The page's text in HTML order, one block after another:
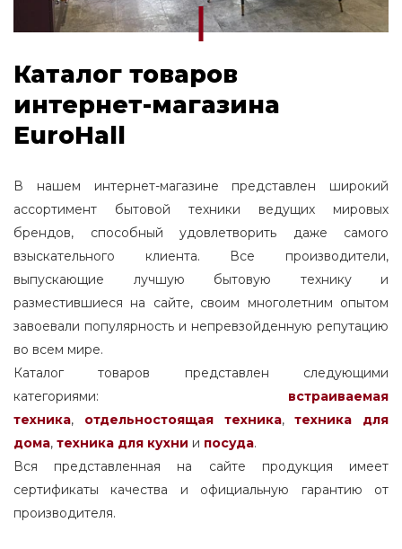
Каталог товаров
интернет-магазина
EuroHall
В нашем интернет-магазине представлен широкий
ассортимент бытовой техники ведущих мировых
брендов, способный удовлетворить даже самого
взыскательного клиента. Все производители,
выпускающие лучшую бытовую технику и
разместившиеся на сайте, своим многолетним опытом
завоевали популярность и непревзойденную репутацию
во всем мире.
Каталог товаров представлен следующими
категориями: встраиваемая
техника, отдельностоящаятехника,
техника для
дома, техника для кухни и посуда.
Вся представленная на сайте продукция имеет
сертификаты качества и официальную гарантию от
производителя.